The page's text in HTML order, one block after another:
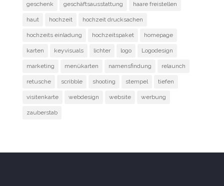
geschenk geschäftsausstattung haare freistellen
haut hochzeit hochzeit drucksachen
hochzeits einladung hochzeitspaket homepage
karten keyvisuals lichter logo Logodesign
marketing menükarten namensfindung relaunch
retusche scribble shooting stempel tiefen
visitenkarte webdesign website werbung
zauberstab